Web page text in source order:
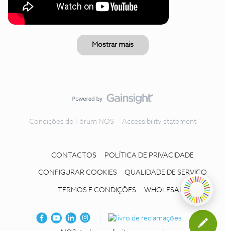
Mostrar mais
Condições do Fórum NOS Accessibility statement
CONTACTOS POLÍTICA DE PRIVACIDADE
CONFIGURAR COOKIES QUALIDADE DE SERVIÇO
TERMOS E CONDIÇÕES WHOLESALE